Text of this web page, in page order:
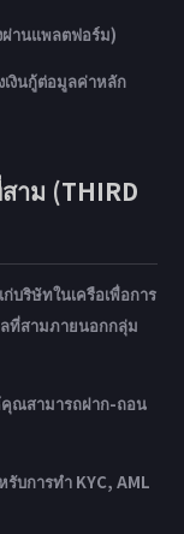
ผ่านแพลตฟอร์ม)
งินกู้ต่อมูลค่าหลัก
าม (THIRD
ริษัทในเครือเพื่อการ
ที่สามภายนอกกลุ่ม
คุณสามารถฝาก-ถอน
บการทำ KYC, AML